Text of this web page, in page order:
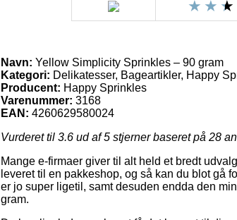
Navn: Yellow Simplicity Sprinkles – 90 gram
Kategori: Delikatesser, Bageartikler, Happy
Producent: Happy Sprinkles
Varenummer: 3168
EAN: 4260629580024
Vurderet til 3.6 ud af 5 stjerner baseret på 28
Mange e-firmaer giver til alt held et bredt
leveret til en pakkeshop, og så kan du blot gå
er jo super ligetil, samt desuden endda den
gram.